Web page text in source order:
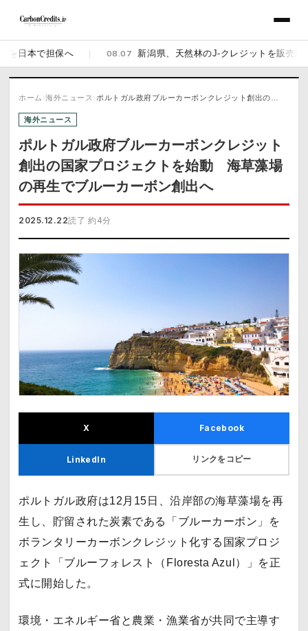
で担保へ | 新潟県、天然林のJ-クレジットを販売開始 佐
ホーム ›海外ニュース › ポルトガル政府ブルーカーボンクレジット創出の…
海外ニュース
ポルトガル政府ブルーカーボンクレジット
創出の国家プロジェクトを始動 海草藻場
の再生でブルーカーボン創出へ
2025.12.22読了 約4分
X Facebook
LinkedIn リンクをコピー
ポルトガル政府は12月15日、沿岸部の海草藻場を再
生し、貯留された炭素である「ブルーカーボン」を
ボランタリーカーボンクレジット化する国家プロジ
ェクト「ブルーフォレスト（Floresta Azul）」を正
式に開始した。
環境・エネルギー省と農業・漁業省が共同で主導す